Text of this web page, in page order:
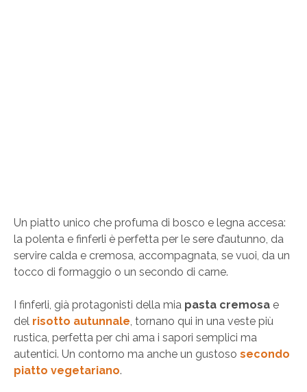
Un piatto unico che profuma di bosco e legna accesa:
la polenta e finferli è perfetta per le sere d’autunno, da
servire calda e cremosa, accompagnata, se vuoi, da un
tocco di formaggio o un secondo di carne.
I finferli, già protagonisti della mia pasta cremosa e
del risotto autunnale, tornano qui in una veste più
rustica, perfetta per chi ama i sapori semplici ma
autentici. Un contorno ma anche un gustoso secondo
piatto vegetariano.